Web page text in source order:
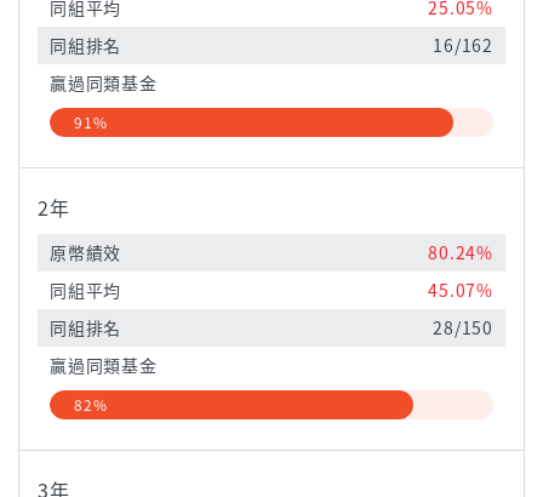
同組平均
25.05%
同組排名
16/162
贏過同類基金
91%
2年
原幣績效
80.24%
同組平均
45.07%
同組排名
28/150
贏過同類基金
82%
3年